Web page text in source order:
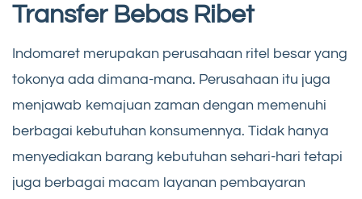
Transfer Bebas Ribet
Indomaret merupakan perusahaan ritel besar yang
tokonya ada dimana-mana. Perusahaan itu juga
menjawab kemajuan zaman dengan memenuhi
berbagai kebutuhan konsumennya. Tidak hanya
menyediakan barang kebutuhan sehari-hari tetapi
juga berbagai macam layanan pembayaran